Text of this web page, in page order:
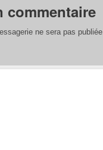
commentaire
ne sera pas publiée.